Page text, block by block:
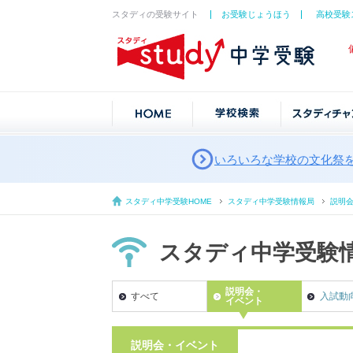
スタディの受験サイト お受験じょうほう 高校受験
いろいろな学校の文化祭
スタディ中学受験HOME スタディ中学受験情報局 説明
スタディ中学受験
すべて
説明会・
イベント
入試動
説明会・イベント